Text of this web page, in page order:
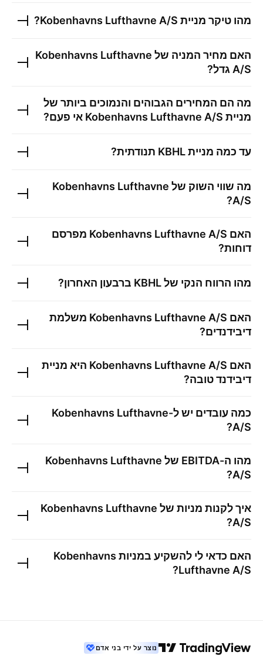
מהו טיקר מניית Kobenhavns Lufthavne A/S
?
האם מחיר המניה של Kobenhavns Lufthavne
A/S גדל?
מה הם המחירים הגבוהים והנמוכים ביותר של
מניית Kobenhavns Lufthavne A/S אי פעם?
עד כמה מנייתKBHL תנודתית?
מה שווי השוק של Kobenhavns Lufthavne
A/S
?
האם Kobenhavns Lufthavne A/S מפרסם
דוחות?
מהו הרווח הנקי שלKBHL ברבעון האחרון?
האם Kobenhavns Lufthavne A/S משלמת
דיבידנדים?
האם Kobenhavns Lufthavne A/S היא מניית
דיבידנד טובה?
כמה עובדים יש ל-Kobenhavns Lufthavne
A/S
?
מהו ה-EBITDA של
Kobenhavns Lufthavne
A/S
?
איך לקנות מניות של Kobenhavns Lufthavne
A/S
?
האם כדאי לי להשקיע במניות Kobenhavns
Lufthavne A/S
?
נוצר על ידי בני אדם